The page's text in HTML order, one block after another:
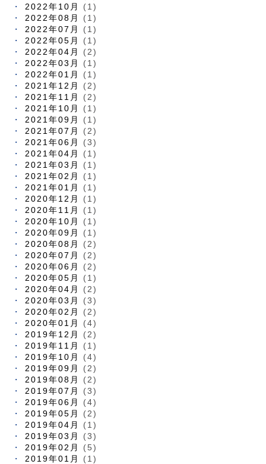
2022年10月
(1)
2022年08月
(1)
2022年07月
(1)
2022年05月
(1)
2022年04月
(2)
2022年03月
(1)
2022年01月
(1)
2021年12月
(2)
2021年11月
(2)
2021年10月
(1)
2021年09月
(1)
2021年07月
(2)
2021年06月
(3)
2021年04月
(1)
2021年03月
(1)
2021年02月
(1)
2021年01月
(1)
2020年12月
(1)
2020年11月
(1)
2020年10月
(1)
2020年09月
(1)
2020年08月
(2)
2020年07月
(2)
2020年06月
(2)
2020年05月
(1)
2020年04月
(2)
2020年03月
(3)
2020年02月
(2)
2020年01月
(4)
2019年12月
(2)
2019年11月
(1)
2019年10月
(4)
2019年09月
(2)
2019年08月
(2)
2019年07月
(3)
2019年06月
(4)
2019年05月
(2)
2019年04月
(1)
2019年03月
(3)
2019年02月
(5)
2019年01月
(1)